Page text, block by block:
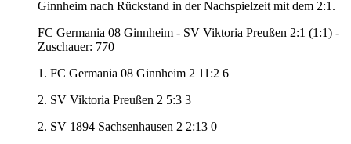
Ginnheim nach Rückstand in der Nachspielzeit mit dem 2:1.
FC Germania 08 Ginnheim - SV Viktoria Preußen 2:1 (1:1) -
Zuschauer: 770
1. FC Germania 08 Ginnheim 2 11:2 6
2. SV Viktoria Preußen 2 5:3 3
2. SV 1894 Sachsenhausen 2 2:13 0